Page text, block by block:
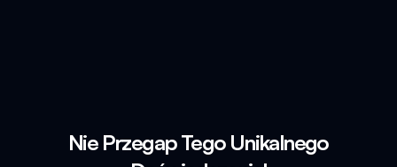
Nie Przegap Tego Unikalnego